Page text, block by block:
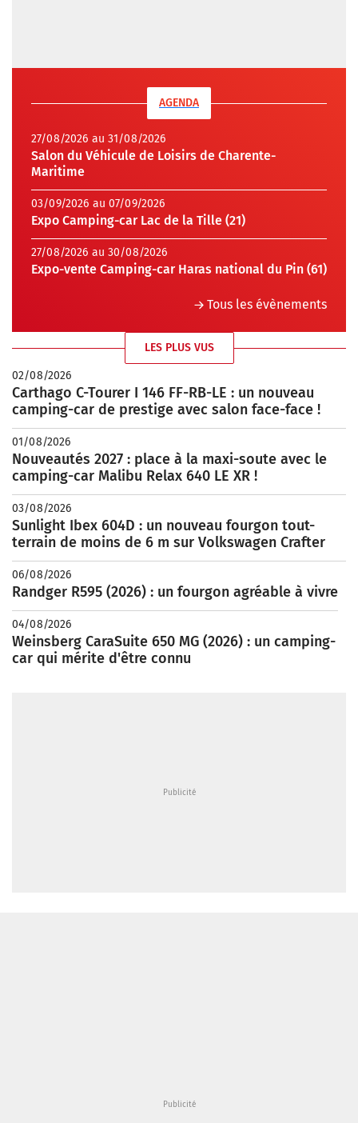
AGENDA
27/08/2026 au 31/08/2026
Salon du Véhicule de Loisirs de Charente-
Maritime
03/09/2026 au 07/09/2026
Expo Camping-car Lac de la Tille (21)
27/08/2026 au 30/08/2026
Expo-vente Camping-car Haras national du Pin (61)
Tous les évènements
LES PLUS VUS
02/08/2026
Carthago C-Tourer I 146 FF-RB-LE : un nouveau
camping-car de prestige avec salon face-face !
01/08/2026
Nouveautés 2027 : place à la maxi-soute avec le
camping-car Malibu Relax 640 LE XR !
03/08/2026
Sunlight Ibex 604D : un nouveau fourgon tout-
terrain de moins de 6 m sur Volkswagen Crafter
06/08/2026
Randger R595 (2026) : un fourgon agréable à vivre
04/08/2026
Weinsberg CaraSuite 650 MG (2026) : un camping-
car qui mérite d'être connu